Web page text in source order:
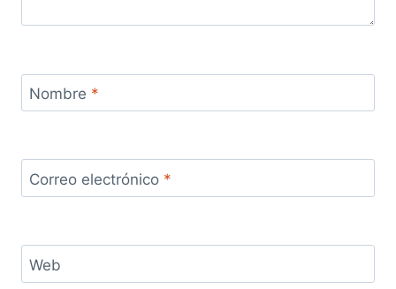
Nombre *
Correo electrónico *
Web